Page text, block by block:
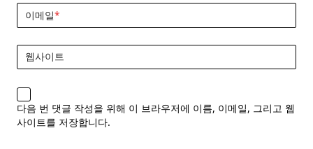
이메일*
웹사이트
다음 번 댓글 작성을 위해 이 브라우저에 이름, 이메일, 그리고 웹
사이트를 저장합니다.